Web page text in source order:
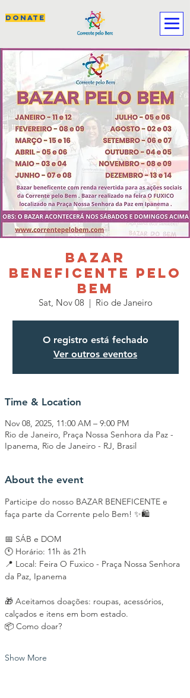
DONATE
BAZAR
BENEFICENTE PELO
BEM
Sat, Nov 08
  |
Rio de Janeiro
O registro está fechado
Ver outros eventos
Time & Location
Nov 08, 2025, 11:00 AM – 9:00 PM
Rio de Janeiro, Praça Nossa Senhora da Paz -
Ipanema, Rio de Janeiro - RJ, Brasil
About the event
Participe do nosso BAZAR BENEFICENTE e
faça parte da Corrente pelo Bem! ✨🛍️
📅 SÁB e DOM
🕚 Horário: 11h às 21h
📍 Local: Feira O Fuxico - Praça Nossa Senhora
da Paz, Ipanema
🎁 Aceitamos doações: roupas, acessórios,
calçados e itens em bom estado.
📦 Como doar?
Show More